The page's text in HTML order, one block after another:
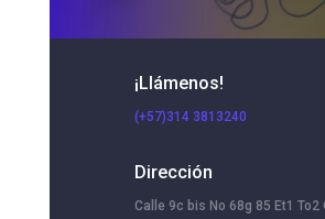
¡Llámenos!
(+57)314 3813240
Dirección
Calle 9c bis No 68g 85 Et1 To2